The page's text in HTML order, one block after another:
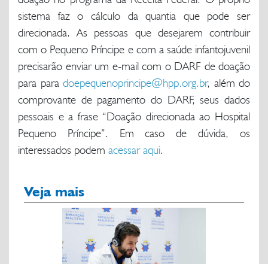
sistema faz o cálculo da quantia que pode ser
direcionada. As pessoas que desejarem contribuir
com o Pequeno Príncipe e com a saúde infantojuvenil
precisarão enviar um e-mail com o DARF de doação
para para doepequenoprincipe@hpp.org.br, além do
comprovante de pagamento do DARF, seus dados
pessoais e a frase “Doação direcionada ao Hospital
Pequeno Príncipe”. Em caso de dúvida, os
interessados podem acessar aqui.
Veja mais